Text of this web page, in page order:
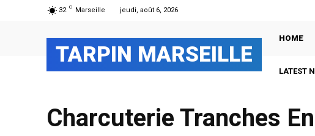
32 C Marseille jeudi, août 6, 2026
TARPIN MARSEILLE
HOME
LATEST
Charcuterie Tranches